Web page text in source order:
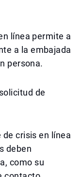
línea permite a
a la embajada
persona.
de
crisis en línea
deben
como su